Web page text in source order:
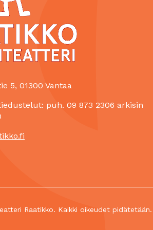
5, 01300 Vantaa
puh. 09 873 2306 arkisin
Raatikko. Kaikki oikeudet